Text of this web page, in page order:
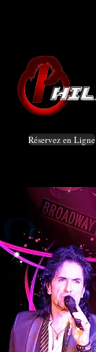
Réservez en Ligne